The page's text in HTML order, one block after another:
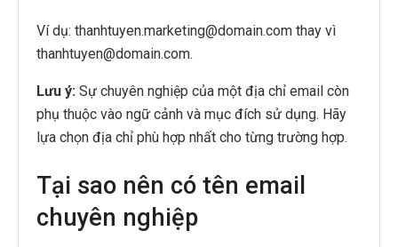
Ví dụ: thanhtuyen.marketing@domain.com thay vì
thanhtuyen@domain.com.
Lưu ý: Sự chuyên nghiệp của một địa chỉ email còn
phụ thuộc vào ngữ cảnh và mục đích sử dụng. Hãy
lựa chọn địa chỉ phù hợp nhất cho từng trường hợp.
Tại sao nên có tên email
chuyên nghiệp